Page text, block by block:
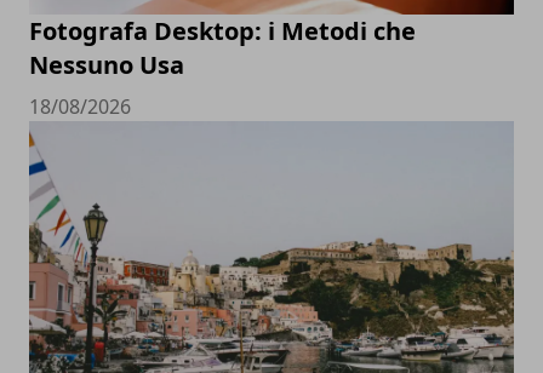
Fotografa Desktop: i Metodi che
Nessuno Usa
18/08/2026